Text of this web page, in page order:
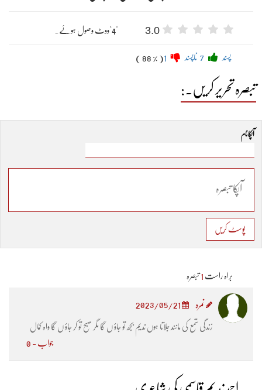
3.0 "4"ووٹ وصول ہوئے۔
پسند ناپسند ( 88 % )
تبصرہ تحریر کریں۔:
آپکا نام
پوسٹ کریں
براہ راست 1 تبصرہ
نمرہ 2023/05/21
زندگی شمع کی مانند جلاتا ہوں ندیم بجھ تو جاؤ ں گا مگر صبح تو کر جاؤ ں گا واہ کمال
جواب - 0